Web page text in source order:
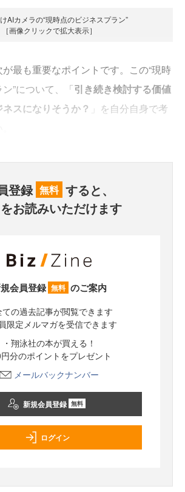
AIカメラの“現時点のビジネスプラン”
［画像クリックで拡大表示］
最も重要なポイントです。この“現時
”について、「引き続き検討する価値
スになりそうか？
」を自分自身で考
登録 無料 すると、
お読みいただけます
会員登録 無料 のご案内
ての過去記事が閲覧できます
限定メルマガを受信できます
・翔泳社の本が買える！
分のポイントをプレゼント
メールバックナンバー
新規会員登録 無料
ログイン